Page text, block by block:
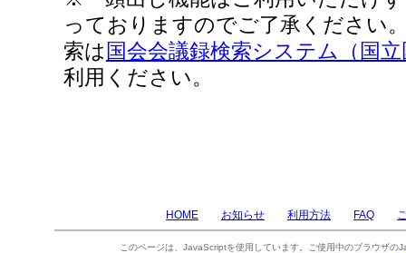
っておりますのでご了承ください
索は 国会会議録検索システム（国
利用ください。
HOME お知らせ 利用方法 FAQ
このページは、JavaScriptを使用しています。ご使用中のブラウザの